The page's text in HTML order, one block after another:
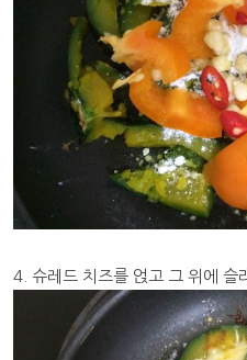
4. 슈레드 치즈를 얹고 그 위에 슬